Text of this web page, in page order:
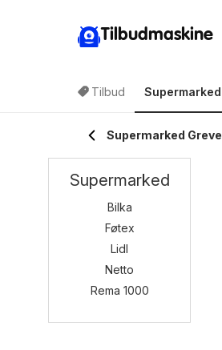
Tilbudmaskine
Tilbud Supermarked
Supermarked Greve
Supermarked
Bilka
Føtex
Lidl
Netto
Rema 1000